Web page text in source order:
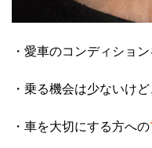
・愛車のコンディショ
・乗る機会は少ないけど
・車を大切にする方への